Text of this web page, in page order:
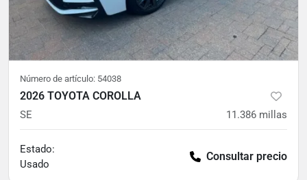
Número de artículo: 54038
2026 TOYOTA COROLLA
SE 11.386 millas
Estado:
Usado
Consultar precio